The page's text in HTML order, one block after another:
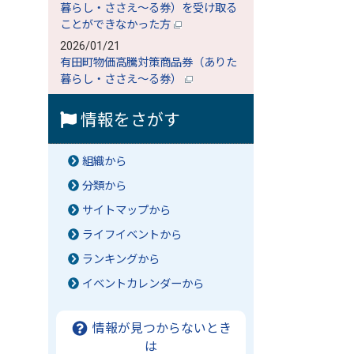
暮らし・ささえ～る券）を受け取る
ことができなかった方
2026/01/21
有田町物価高騰対策商品券（ありた
暮らし・ささえ～る券）
情報をさがす
組織から
分類から
サイトマップから
ライフイベントから
ランキングから
イベントカレンダーから
情報が見つからないとき
は